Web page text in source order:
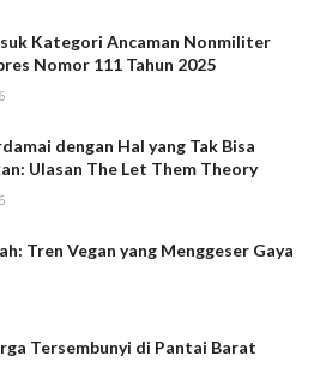
Kategori Ancaman Nonmiliter
Nomor 111 Tahun 2025
dengan Hal yang Tak Bisa
Ulasan The Let Them Theory
Tren Vegan yang Menggeser Gaya
Tersembunyi di Pantai Barat